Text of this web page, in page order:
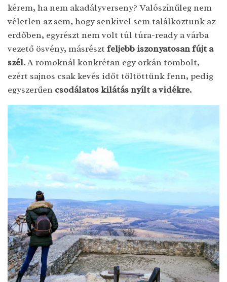
kérem, ha nem akadályverseny? Valószínűleg nem
véletlen az sem, hogy senkivel sem találkoztunk az
erdőben, egyrészt nem volt túl túra-ready a várba
vezető ösvény, másrészt feljebb iszonyatosan fújt a
szél.A romoknál konkrétan egy orkán tombolt,
ezért sajnos csak kevés időt töltöttünk fenn, pedig
egyszerűen csodálatos kilátás nyílt a vidékre.